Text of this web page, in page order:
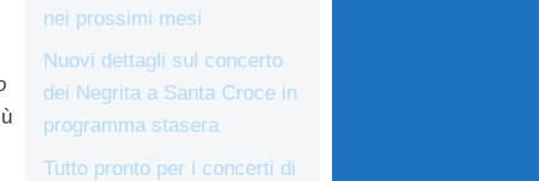
nei prossimi mesi
Nuovi dettagli sul concerto
dei Negrita a Santa Croce in
programma stasera
Tutto pronto per i concerti di